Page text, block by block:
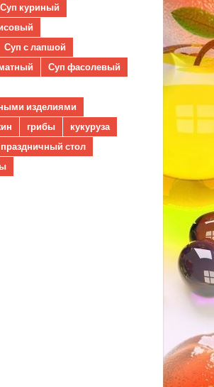
Суп куриный
Суп с лапшой
Суп фасолевый
изделиями
грибы
кукуруза
праздничный стол